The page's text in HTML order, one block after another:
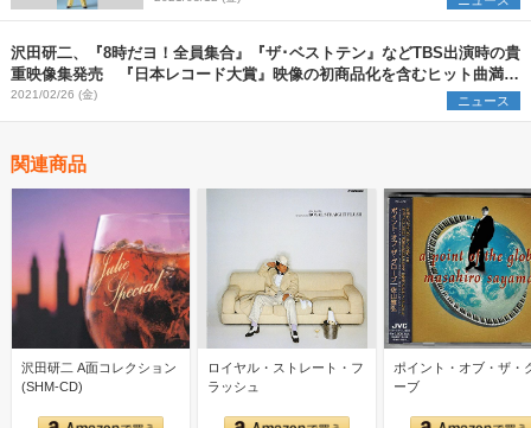
沢田研二、『8時だヨ！全員集合』『ザ･ベストテン』などTBS出演時の貴
重映像集発売 『日本レコード大賞』映像の初商品化を含むヒット曲満載
のDVD7枚組
2021/02/26 (金) ニュース
関連商品
沢田研二 A面コレクション
(SHM-CD)
ロイヤル・ストレート・フ
ラッシュ
ポイント・オブ・ザ・
ーブ